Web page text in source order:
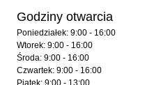
Godziny otwarcia
Poniedziałek: 9:00 - 16:00
Wtorek: 9:00 - 16:00
Środa: 9:00 - 16:00
Czwartek: 9:00 - 16:00
Piątek: 9:00 - 13:00